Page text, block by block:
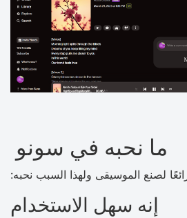
ما نحبه في سونو
إنه سهل الاستخدام